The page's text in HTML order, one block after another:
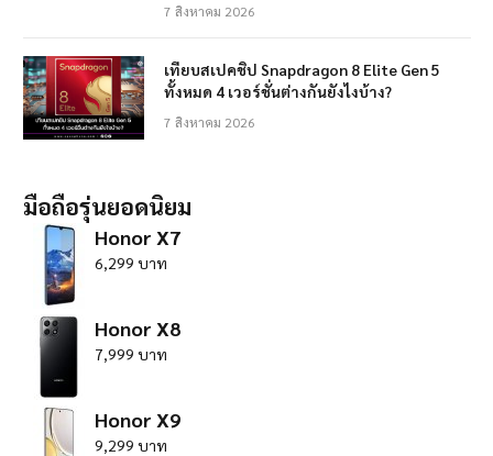
7 สิงหาคม 2026
เทียบสเปคชิป Snapdragon 8 Elite Gen 5
ทั้งหมด 4 เวอร์ชั่นต่างกันยังไงบ้าง?
7 สิงหาคม 2026
มือถือรุ่นยอดนิยม
Honor X7
6,299 บาท
Honor X8
7,999 บาท
Honor X9
9,299 บาท